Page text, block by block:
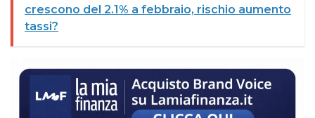
crescono del 2.1% a febbraio, rischio aumento
tassi?